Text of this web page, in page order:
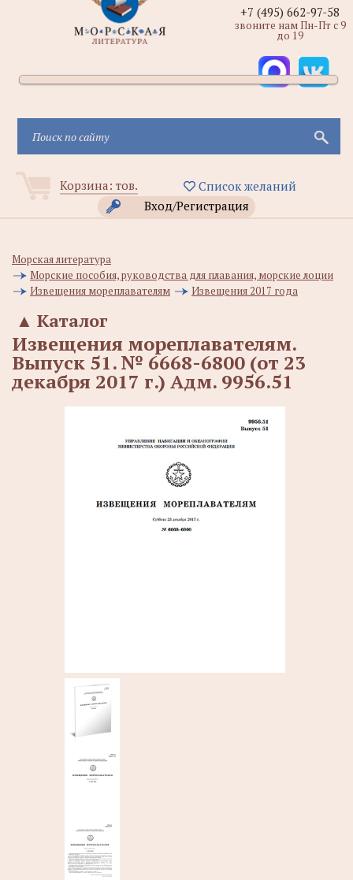
Корзина: тов.
Список желаний
Вход/Регистрация
+7 (495) 662-97-58
звоните нам Пн-Пт с 9
до 19
Морская литература
Морские пособия, руководства для плавания, морские лоции
Извещения мореплавателям
Извещения 2017 года
Каталог
▲
Извещения мореплавателям.
Выпуск 51. № 6668-6800 (от 23
декабря 2017 г.) Адм. 9956.51